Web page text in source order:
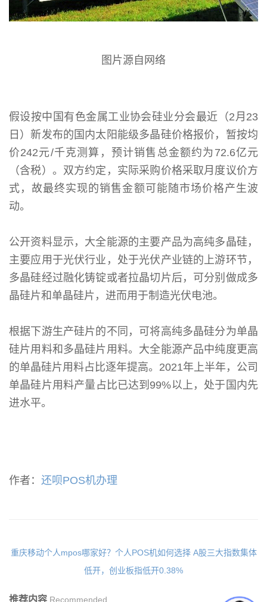
图片源自网络
假设按中国有色金属工业协会硅业分会最近（2月23
日）新发布的国内太阳能级多晶硅价格报价，暂按均
价242元/千克测算，预计销售总金额约为72.6亿元
（含税）。双方约定，实际采购价格采取月度议价方
式，故最终实现的销售金额可能随市场价格产生波
动。
公开资料显示，大全能源的主要产品为高纯多晶硅，
主要应用于光伏行业，处于光伏产业链的上游环节，
多晶硅经过融化铸锭或者拉晶切片后，可分别做成多
晶硅片和单晶硅片，进而用于制造光伏电池。
根据下游生产硅片的不同，可将高纯多晶硅分为单晶
硅片用料和多晶硅片用料。大全能源产品中纯度更高
的单晶硅片用料占比逐年提高。2021年上半年，公司
单晶硅片用料产量占比已达到99%以上，处于国内先
进水平。
作者： 还呗POS机办理
重庆移动个人mpos哪家好？个人POS机如何选择 A股三大指数集体
低开，创业板指低开0.38%
推荐内容 Recommended